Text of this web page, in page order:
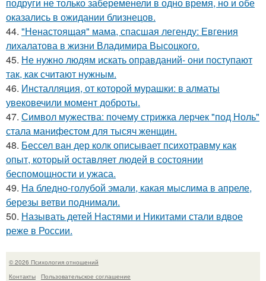
оказались в ожидании близнецов.
44. "Ненастоящая" мама, спасшая легенду: Евгения
лихалатова в жизни Владимира Высоцкого.
45. Не нужно людям искать оправданий- они поступают
так, как считают нужным.
46. Инсталляция, от которой мурашки: в алматы
увековечили момент доброты.
47. Символ мужества: почему стрижка лерчек "под Ноль"
стала манифестом для тысяч женщин.
48. Бессел ван дер колк описывает психотравму как
опыт, который оставляет людей в состоянии
беспомощности и ужаса.
49. На бледно-голубой эмали, какая мыслима в апреле,
березы ветви поднимали.
50. Называть детей Настями и Никитами стали вдвое
реже в России.
© 2026 Психология отношений
Контакты
Пользовательское соглашение